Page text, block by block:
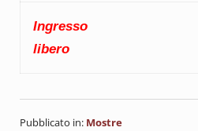
Ingresso
libero
Pubblicato in: Mostre